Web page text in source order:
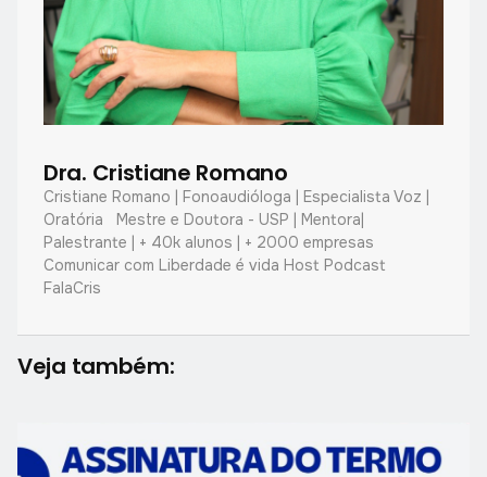
Dra. Cristiane Romano
Cristiane Romano | Fonoaudióloga | Especialista Voz |
Oratória Mestre e Doutora - USP | Mentora|
Palestrante | + 40k alunos | + 2000 empresas
Comunicar com Liberdade é vida Host Podcast
FalaCris
Veja também: